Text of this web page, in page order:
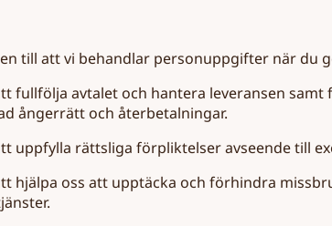
till att vi behandlar personuppgifter när du
fullfölja avtalet och hantera leveransen
ångerrätt och återbetalningar.
uppfylla rättsliga förpliktelser avseende till
hjälpa oss att upptäcka och förhindra